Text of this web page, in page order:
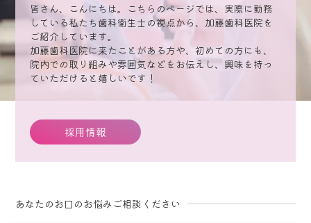
皆さん、こんにちは。こちらのページでは、実際に勤務
している私たち歯科衛生士の視点から、加藤歯科医院を
ご紹介しています。
加藤歯科医院に来たことがある方や、初めての方にも、
院内での取り組みや雰囲気などをお伝えし、興味を持っ
ていただけると嬉しいです！
採用情報
あなたのお口のお悩みご相談ください